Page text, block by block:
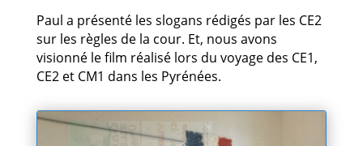
Paul a présenté les slogans rédigés par les CE2
sur les règles de la cour. Et, nous avons
visionné le film réalisé lors du voyage des CE1,
CE2 et CM1 dans les Pyrénées.